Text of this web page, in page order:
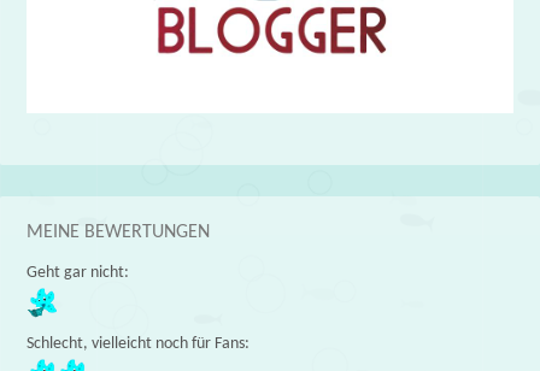
MEINE BEWERTUNGEN
Geht gar nicht:
Schlecht, vielleicht noch für Fans: